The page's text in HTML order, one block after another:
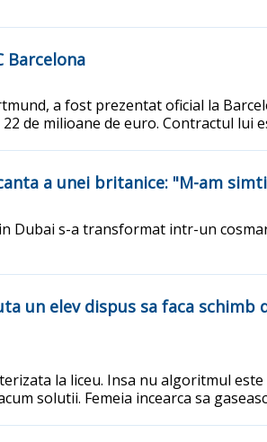
Barcelona
a fost prezentat oficial la
de milioane de euro. Contractul lui
a unei britanice: "M-am
s-a transformat intr-un
elev dispus sa faca schimb
la liceu. Insa nu algoritmul
solutii. Femeia incearca sa